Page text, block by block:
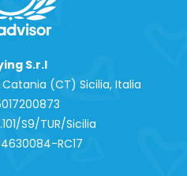
S.r.l
(CT) Sicilia, Italia
S9/TUR/Sicilia
RC17